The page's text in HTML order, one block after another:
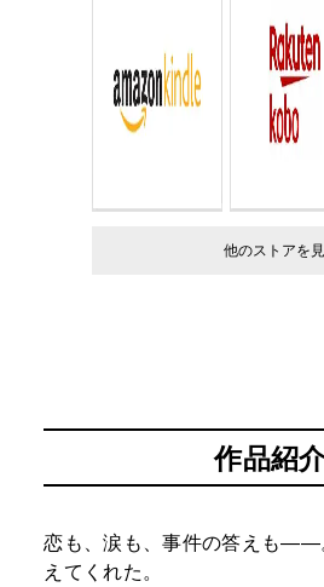
他のストア
作品紹
恋も、涙も、事件の答えも――
えてくれた。